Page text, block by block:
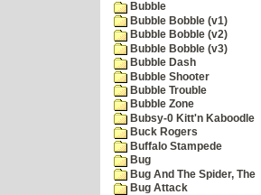
Bubble
Bubble Bobble (v1)
Bubble Bobble (v2)
Bubble Bobble (v3)
Bubble Dash
Bubble Shooter
Bubble Trouble
Bubble Zone
Bubsy-0 Kitt'n Kaboodle
Buck Rogers
Buffalo Stampede
Bug
Bug And The Spider, The
Bug Attack